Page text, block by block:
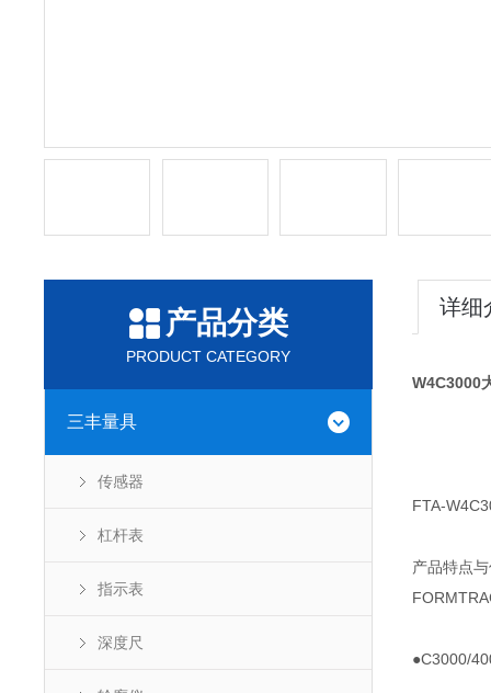
产品分类
PRODUCT CATEGORY
三丰量具
传感器
杠杆表
指示表
深度尺
详细
W4C3000
FTA-
产品特点
●C3000/